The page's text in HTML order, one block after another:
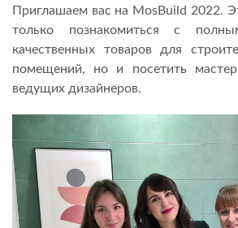
Приглашаем вас на MosBuild 2022.
только познакомиться с
качественных товаров для
помещений, но и посетить
ведущих дизайнеров.